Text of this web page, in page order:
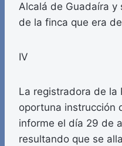
Alcalá de Guadaíra y
de la finca que era
IV
La registradora de la
oportuna instrucción
informe el día 29 de
resultando que se